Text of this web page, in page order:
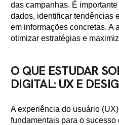
das campanhas. É
dados, identificar tendências
em informações concretas. A
otimizar estratégias e
O QUE ESTUDAR
DIGITAL: UX E
A experiência do usuário
fundamentais para o